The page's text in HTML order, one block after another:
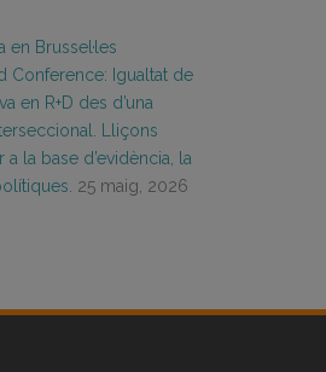
en Brussel·les
Conference: Igualtat de
en R+D des d’una
Lliçons
a la base d’evidència, la
25 maig, 2026